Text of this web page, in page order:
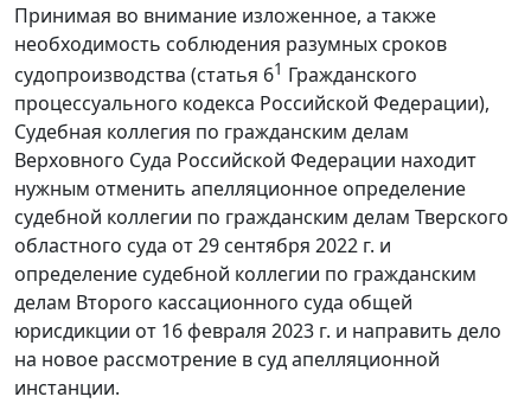
Принимая во внимание изложенное, а также
необходимость соблюдения разумных сроков
судопроизводства (статья 61 Гражданского
процессуального кодекса Российской Федерации),
Судебная коллегия по гражданским делам
Верховного Суда Российской Федерации находит
нужным отменить апелляционное определение
судебной коллегии по гражданским делам Тверского
областного суда от 29 сентября 2022 г. и
определение судебной коллегии по гражданским
делам Второго кассационного суда общей
юрисдикции от 16 февраля 2023 г. и направить дело
на новое рассмотрение в суд апелляционной
инстанции.